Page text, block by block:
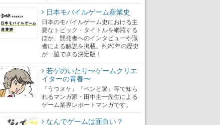
日本モバイルゲーム産業史
日本のモバイルゲーム史における主
要なトピック・タイトルを網羅する
ほか、開発者へのインタビューや識
者による解説を掲載。約20年の歴史
が一望できる決定版！
若ゲのいたり〜ゲームクリエ
イターの青春〜
『うつヌケ』『ペンと箸』等で知ら
れるマンガ家・田中圭一先生による
ゲーム業界レポートマンガです。
なんでゲームは面白い？